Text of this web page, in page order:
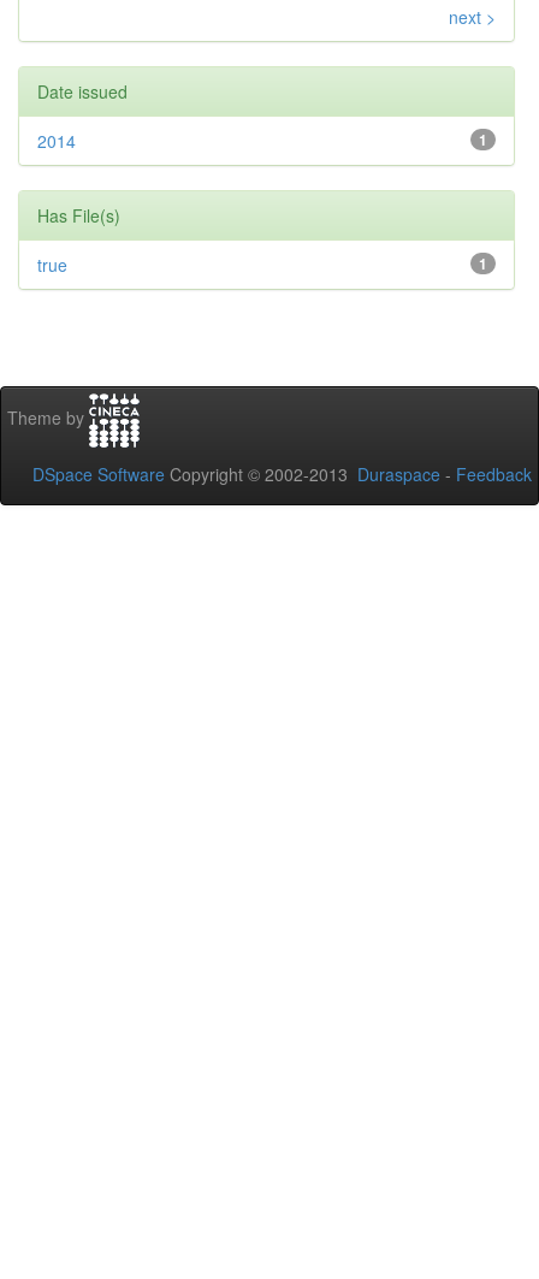
next >
Date issued
1
2014
Has File(s)
1
true
Theme by
DSpace Software Copyright © 2002-2013 Duraspace - Feedback